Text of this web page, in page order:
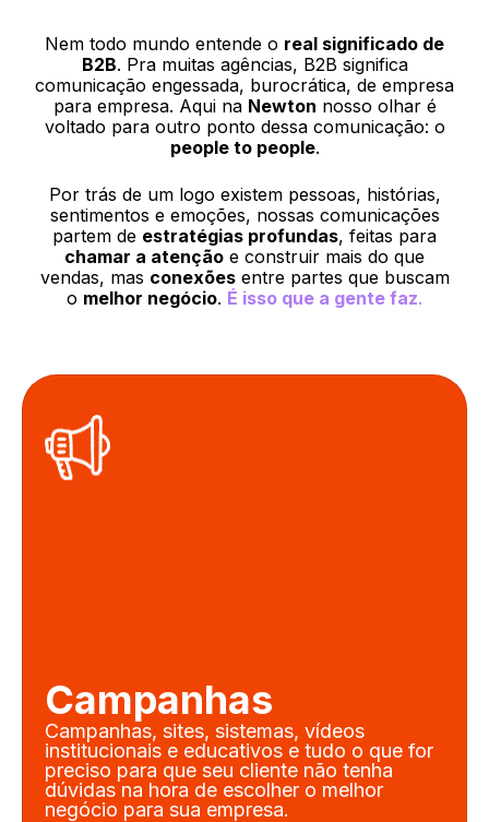
Nem todo mundo entende o real significado de
B2B. Pra muitas agências, B2B significa
comunicação engessada, burocrática, de empresa
para empresa. Aqui na Newton nosso olhar é
voltado para outro ponto dessa comunicação: o
people to people.
Por trás de um logo existem pessoas, histórias,
sentimentos e emoções, nossas comunicações
partem de estratégias profundas, feitas para
chamar a atenção e construir mais do que
vendas, mas conexõesentre partes que buscam
o melhor negócio. É isso que a gente faz.
Campanhas
Campanhas, sites, sistemas, vídeos
institucionais e educativos e tudo o que for
preciso para que seu cliente não tenha
dúvidas na hora de escolher o melhor
negócio para sua empresa.